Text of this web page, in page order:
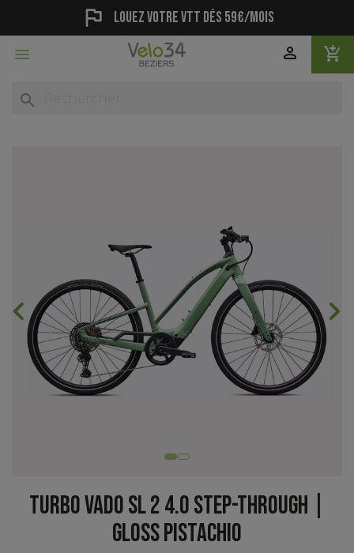
flag Louez votre vtt dés 59€/mois
 add_shopping_cart
person
search
chevron_backward chevron_forward
TURBO VADO SL 2 4.0 STEP-THROUGH |
GLOSS PISTACHIO